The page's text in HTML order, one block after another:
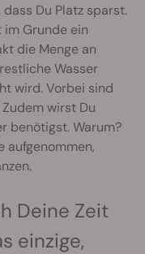
Du Platz sparst.
Grunde ein
die Menge an
Wasser
wird. Vorbei sind
wirst Du
benötigst. Warum?
aufgenommen,
Deine Zeit
einzige,